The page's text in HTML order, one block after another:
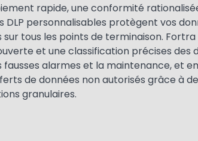
rapide, une conformité
DLP personnalisables protègent vos
sur tous les points de terminaison.
et une classification précises des
fausses alarmes et la maintenance, et
de données non autorisés grâce à
granulaires.